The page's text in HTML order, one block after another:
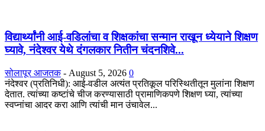
विद्यार्थ्यांनी आई-वडिलांचा व शिक्षकांचा सन्मान राखून ध्येयाने शिक्षण
घ्यावे, नंदेश्वर येथे दंगलकार नितीन चंदनशिवे...
सोलापूर आजतक - August 5, 2026 0
नंदेश्वर (प्रतिनिधी): आई-वडील अत्यंत प्रतिकूल परिस्थितीतून मुलांना शिक्षण
देतात. त्यांच्या कष्टांचे चीज करण्यासाठी प्रामाणिकपणे शिक्षण घ्या, त्यांच्या
स्वप्नांचा आदर करा आणि त्यांची मान उंचावेल...